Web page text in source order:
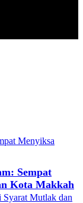
Sempat
Kota Makkah